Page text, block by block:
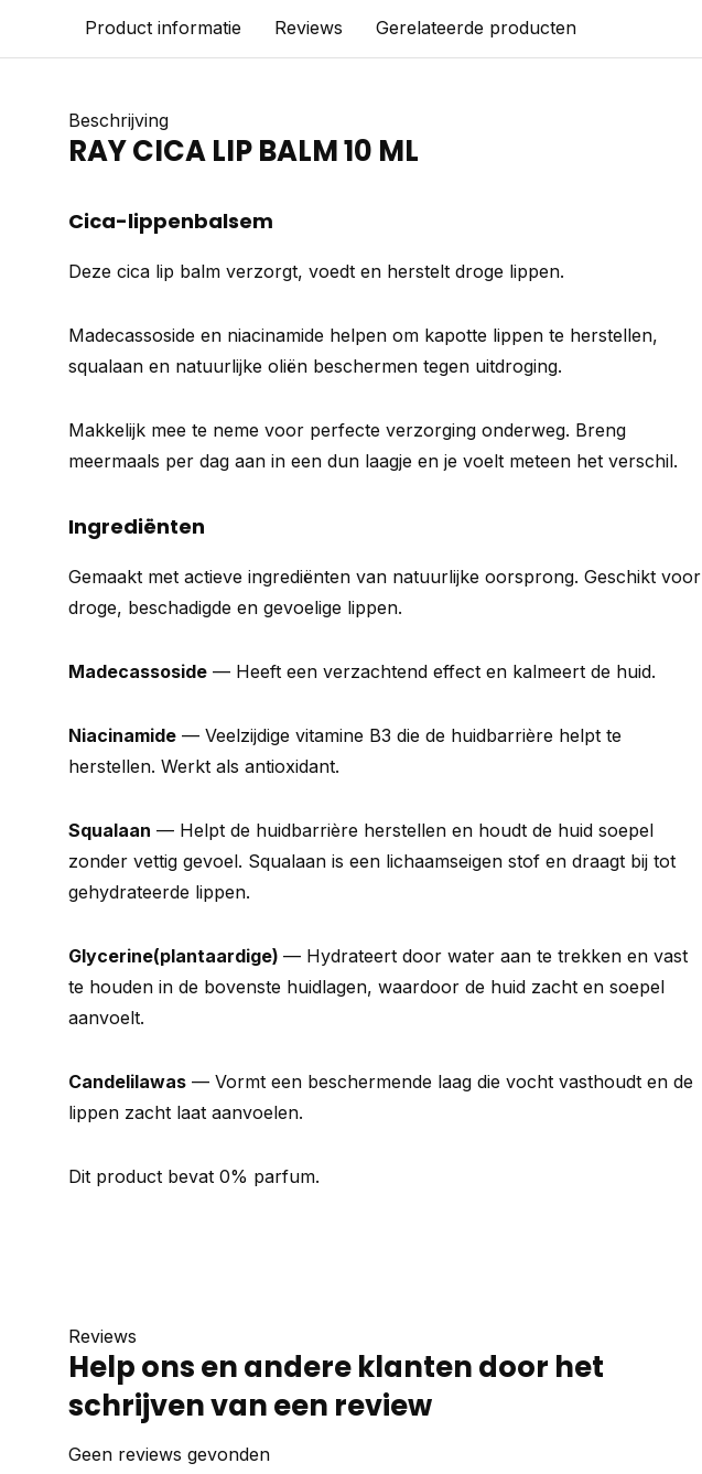
Product informatie Reviews Gerelateerde producten
Beschrijving
RAY CICA LIP BALM 10 ML
Cica-lippenbalsem
Deze cica lip balm verzorgt, voedt en herstelt droge lippen.
Madecassoside en niacinamide helpen om kapotte lippen te herstellen,
squalaan en natuurlijke oliën beschermen tegen uitdroging.
Makkelijk mee te neme voor perfecte verzorging onderweg. Breng
meermaals per dag aan in een dun laagje en je voelt meteen het verschil.
Ingrediënten
Gemaakt met actieve ingrediënten van natuurlijke oorsprong. Geschikt voor
droge, beschadigde en gevoelige lippen.
Madecassoside — Heeft een verzachtend effect en kalmeert de huid.
Niacinamide — Veelzijdige vitamine B3 die de huidbarrière helpt te
herstellen. Werkt als antioxidant.
Squalaan — Helpt de huidbarrière herstellen en houdt de huid soepel
zonder vettig gevoel. Squalaan is een lichaamseigen stof en draagt bij tot
gehydrateerde lippen.
Glycerine(plantaardige) — Hydrateert door water aan te trekken en vast
te houden in de bovenste huidlagen, waardoor de huid zacht en soepel
aanvoelt.
Candelilawas — Vormt een beschermende laag die vocht vasthoudt en de
lippen zacht laat aanvoelen.
Dit product bevat 0% parfum.
Reviews
Help ons en andere klanten door het
schrijven van een review
Geen reviews gevonden